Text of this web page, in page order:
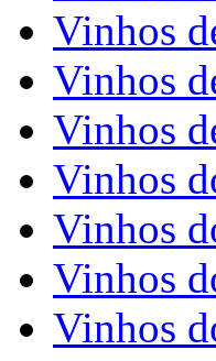
Vinhos
Vinhos
Vinhos
Vinhos
Vinhos
Vinhos
Vinhos